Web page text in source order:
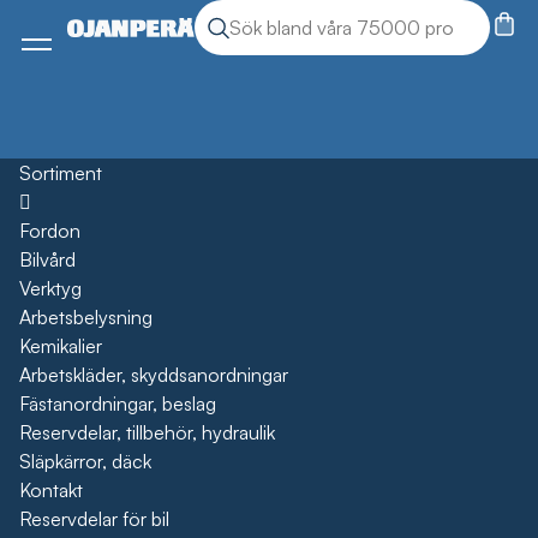
Sök produkter
Sök
Meny
Sortiment
Öppna
Fordon
Bilvård
Verktyg
Arbetsbelysning
Kemikalier
Arbetskläder, skyddsanordningar
Fästanordningar, beslag
Reservdelar, tillbehör, hydraulik
Släpkärror, däck
Kontakt
Reservdelar för bil